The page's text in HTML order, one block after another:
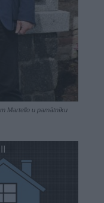
Martello u památníku